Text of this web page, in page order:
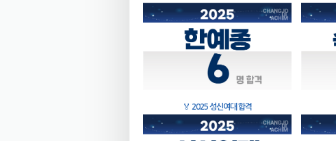
🏅 2025 성신여대 합격